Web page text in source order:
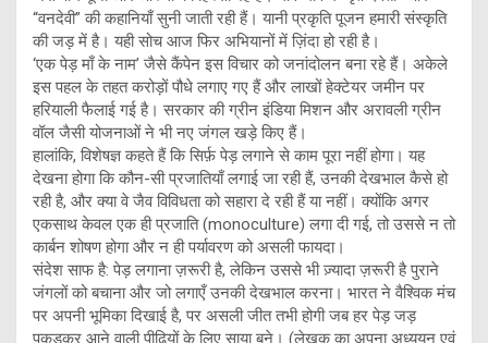
“वनदेवी” की कहानियाँ सुनी जाती रही हैं। यानी प्रकृति पूजन हमारी संस्कृति
की जड़ में है। यही सोच आज फिर अभियानों में ज़िंदा हो रही है।
‘एक पेड़ माँ के नाम’ जैसे कैंपेन इस विचार को जनांदोलन बना रहे हैं। अकेले
इस पहल के तहत करोड़ों पौधे लगाए गए हैं और लाखों हेक्टेयर जमीन पर
हरियाली फैलाई गई है। सरकार की ग्रीन इंडिया मिशन और अरावली ग्रीन
वॉल जैसी योजनाओं ने भी नए जंगल खड़े किए हैं।
हालांकि, विशेषज्ञ कहते हैं कि सिर्फ़ पेड़ लगाने से काम पूरा नहीं होगा। यह
देखना होगा कि कौन-सी प्रजातियाँ लगाई जा रही हैं, उनकी देखभाल कैसे हो
रही है, और क्या वे जैव विविधता को सहारा दे रही हैं या नहीं। क्योंकि अगर
एकसाथ केवल एक ही प्रजाति (monoculture) लगा दी गई, तो उससे न तो
कार्बन शोषण होगा और न ही पर्यावरण को असली फायदा।
संदेश साफ है: पेड़ लगाना ज़रूरी है, लेकिन उससे भी ज़्यादा ज़रूरी है पुराने
जंगलों को बचाना और जो लगाएँ उनकी देखभाल करना। भारत ने वैश्विक मंच
पर अपनी भूमिका दिखाई है, पर असली जीत तभी होगी जब हर पेड़ जड़